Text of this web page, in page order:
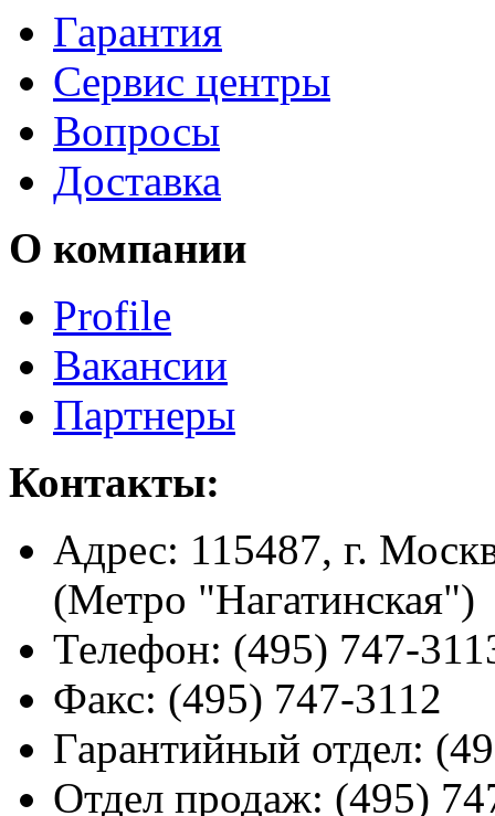
Гарантия
Сервис центры
Вопросы
Доставка
О компании
Profile
Вакансии
Партнеры
Контакты:
Адрес: 115487, г.
(Метро "Нагатинская")
Телефон: (495) 747-
Факс: (495) 747-3112
Гарантийный отдел:
Отдел продаж: (495)